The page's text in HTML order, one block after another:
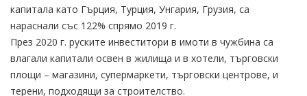
капитала като Гърция, Турция, Унгария, Грузия, са
нараснали със 122% спрямо 2019 г.
През 2020 г. руските инвеститори в имоти в чужбина са
влагали капитали освен в жилища и в хотели, търговски
площи – магазини, супермаркети, търговски центрове, и
терени, подходящи за строителство.